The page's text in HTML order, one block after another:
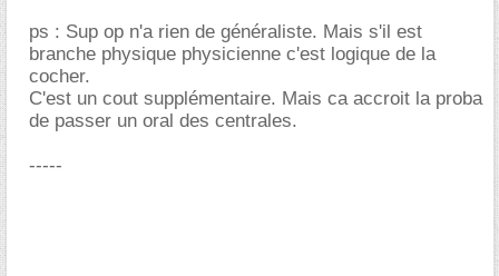
ps : Sup op n'a rien de généraliste. Mais s'il est
branche physique physicienne c'est logique de la
cocher.
C'est un cout supplémentaire. Mais ca accroit la proba
de passer un oral des centrales.
-----